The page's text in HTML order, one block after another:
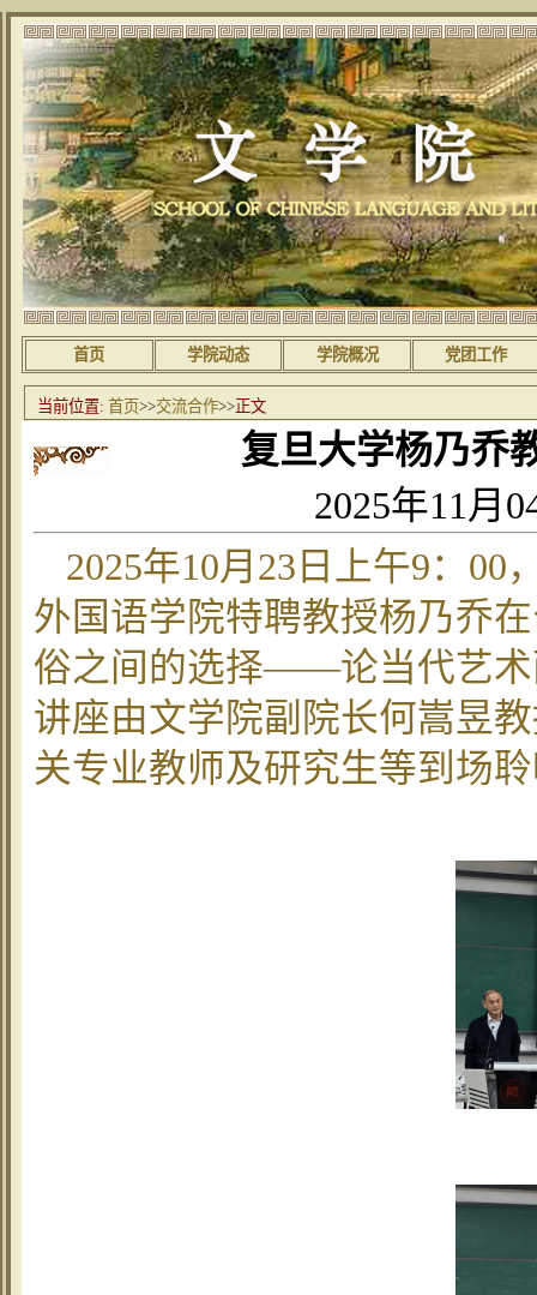
首页 学院动态 学院概况 党团工作
当前位置: 首页>>交流合作>>正文
复旦大学杨乃乔
2025年11月
2025年10月23日上午9：
外国语学院特聘教授杨乃乔
俗之间的选择——论当代艺术
讲座由文学院副院长何嵩昱
关专业教师及研究生等到场